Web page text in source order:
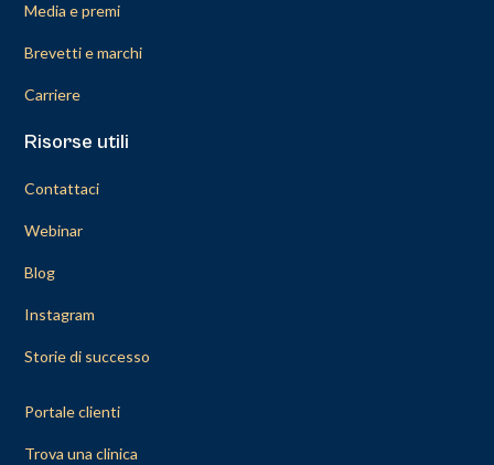
Media e premi
Brevetti e marchi
Carriere
Risorse utili
Contattaci
Webinar
Blog
Instagram
Storie di successo
Portale clienti
Trova una clinica